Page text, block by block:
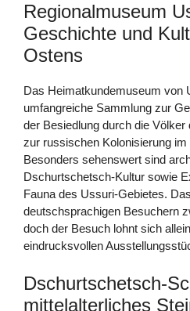
Regionalmuseum
Geschichte und
Ostens
Das Heimatkundemuseum von
umfangreiche Sammlung zur
der Besiedlung durch die
zur russischen Kolonisierung im
Besonders sehenswert sind
Dschurtschetsch-Kultur sowie
Fauna des Ussuri-Gebietes.
deutschsprachigen Besuchern
doch der Besuch lohnt sich
eindrucksvollen
Dschurtschetsch-
mittelalterliches